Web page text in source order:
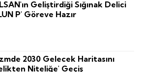
Geliştirdiği Sığınak Delici
P' Göreve Hazır
2030 Gelecek Haritasını
Niteliğe' Geçiş